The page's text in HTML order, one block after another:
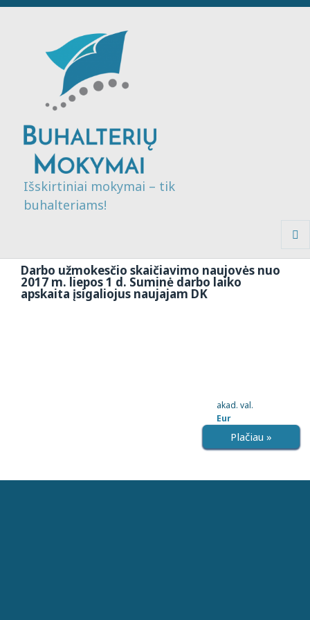
Išskirtiniai mokymai – tik
buhalteriams!
Darbo užmokesčio skaičiavimo naujovės nuo
2017 m. liepos 1 d. Suminė darbo laiko
apskaita įsigaliojus naujajam DK
akad. val.
Eur
Plačiau »